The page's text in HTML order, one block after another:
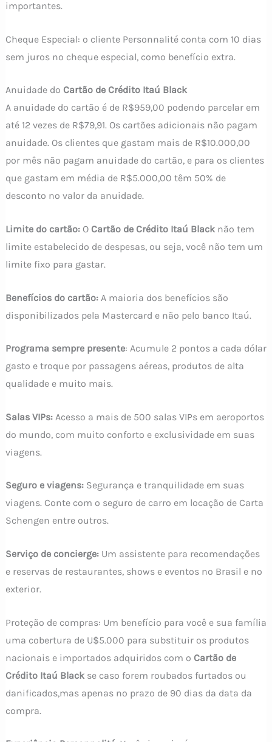
importantes.
Cheque Especial: o cliente Personnalité conta com 10 dias
sem juros no cheque especial, como benefício extra.
Anuidade do Cartão de Crédito Itaú Black
A anuidade do cartão é de R$959,00 podendo parcelar em
até 12 vezes de R$79,91. Os cartões adicionais não pagam
anuidade. Os clientes que gastam mais de R$10.000,00
por mês não pagam anuidade do cartão, e para os clientes
que gastam em média de R$5.000,00 têm 50% de
desconto no valor da anuidade.
Limite do cartão:O Cartão de Crédito Itaú Blacknão tem
limite estabelecido de despesas, ou seja, você não tem um
limite fixo para gastar.
Benefícios do cartão:A maioria dos benefícios são
disponibilizados pela Mastercard e não pelo banco Itaú.
Programa sempre presente: Acumule 2 pontos a cada dólar
gasto e troque por passagens aéreas, produtos de alta
qualidade e muito mais.
Salas VIPs:Acesso a mais de 500 salas VIPs em aeroportos
do mundo, com muito conforto e exclusividade em suas
viagens.
Seguro e viagens:Segurança e tranquilidade em suas
viagens. Conte com o seguro de carro em locação de Carta
Schengen entre outros.
Serviço de concierge:Um assistente para recomendações
e reservas de restaurantes, shows e eventos no Brasil e no
exterior.
Proteção de compras: Um benefício para você e sua família
uma cobertura de U$5.000 para substituir os produtos
nacionais e importados adquiridos com o Cartão de
Crédito Itaú Blackse caso forem roubados furtados ou
danificados,mas apenas no prazo de 90 dias da data da
compra.